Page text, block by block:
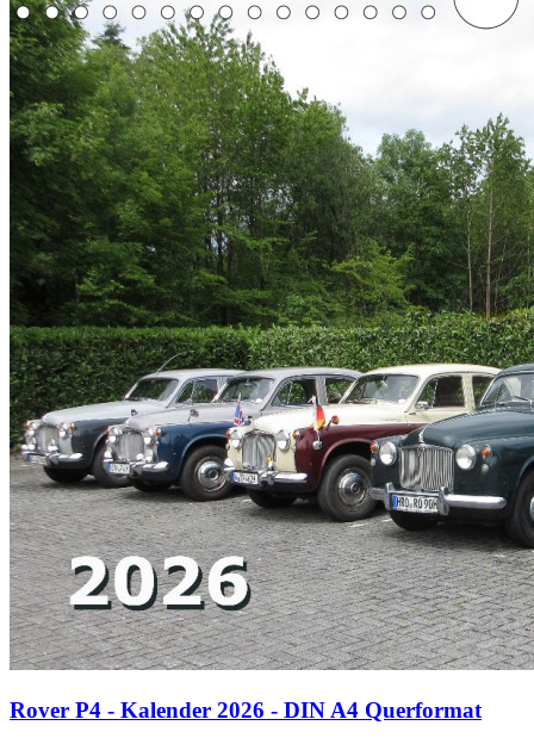
Rover P4 - Kalender 2026 - DIN A4 Querformat